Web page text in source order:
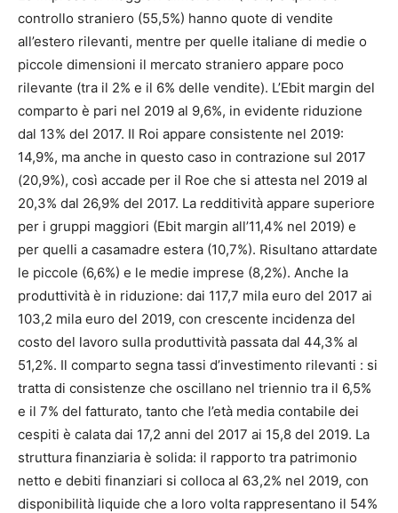
controllo straniero (55,5%) hanno quote di vendite
all’estero rilevanti, mentre per quelle italiane di medie o
piccole dimensioni il mercato straniero appare poco
rilevante (tra il 2% e il 6% delle vendite). L’Ebit margin del
comparto è pari nel 2019 al 9,6%, in evidente riduzione
dal 13% del 2017. Il Roi appare consistente nel 2019:
14,9%, ma anche in questo caso in contrazione sul 2017
(20,9%), così accade per il Roe che si attesta nel 2019 al
20,3% dal 26,9% del 2017. La redditività appare superiore
per i gruppi maggiori (Ebit margin all’11,4% nel 2019) e
per quelli a casamadre estera (10,7%). Risultano attardate
le piccole (6,6%) e le medie imprese (8,2%). Anche la
produttività è in riduzione: dai 117,7 mila euro del 2017 ai
103,2 mila euro del 2019, con crescente incidenza del
costo del lavoro sulla produttività passata dal 44,3% al
51,2%. Il comparto segna tassi d’investimento rilevanti : si
tratta di consistenze che oscillano nel triennio tra il 6,5%
e il 7% del fatturato, tanto che l’età media contabile dei
cespiti è calata dai 17,2 anni del 2017 ai 15,8 del 2019. La
struttura finanziaria è solida: il rapporto tra patrimonio
netto e debiti finanziari si colloca al 63,2% nel 2019, con
disponibilità liquide che a loro volta rappresentano il 54%